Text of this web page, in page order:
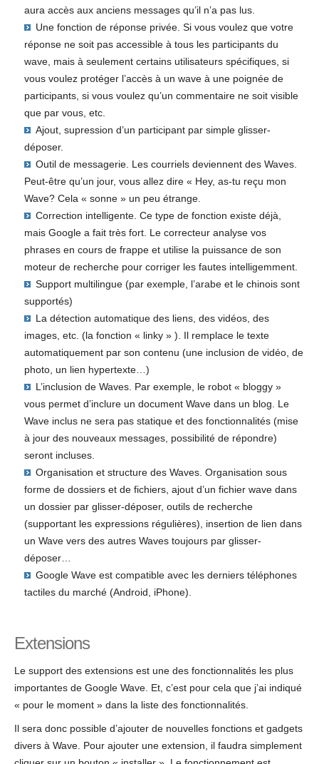
aura accès aux anciens messages qu’il n’a pas lus.
Une fonction de réponse privée. Si vous voulez que votre
réponse ne soit pas accessible à tous les participants du
wave, mais à seulement certains utilisateurs spécifiques, si
vous voulez protéger l’accès à un wave à une poignée de
participants, si vous voulez qu’un commentaire ne soit visible
que par vous, etc.
Ajout, supression d’un participant par simple glisser-
déposer.
Outil de messagerie. Les courriels deviennent des Waves.
Peut-être qu’un jour, vous allez dire « Hey, as-tu reçu mon
Wave? Cela « sonne » un peu étrange.
Correction intelligente. Ce type de fonction existe déjà,
mais Google a fait très fort. Le correcteur analyse vos
phrases en cours de frappe et utilise la puissance de son
moteur de recherche pour corriger les fautes intelligemment.
Support multilingue (par exemple, l’arabe et le chinois sont
supportés)
La détection automatique des liens, des vidéos, des
images, etc. (la fonction « linky » ). Il remplace le texte
automatiquement par son contenu (une inclusion de vidéo, de
photo, un lien hypertexte…)
L’inclusion de Waves. Par exemple, le robot « bloggy »
vous permet d’inclure un document Wave dans un blog. Le
Wave inclus ne sera pas statique et des fonctionnalités (mise
à jour des nouveaux messages, possibilité de répondre)
seront incluses.
Organisation et structure des Waves. Organisation sous
forme de dossiers et de fichiers, ajout d’un fichier wave dans
un dossier par glisser-déposer, outils de recherche
(supportant les expressions régulières), insertion de lien dans
un Wave vers des autres Waves toujours par glisser-
déposer…
Google Wave est compatible avec les derniers téléphones
tactiles du marché (Android, iPhone).
Extensions
Le support des extensions est une des fonctionnalités les plus
importantes de Google Wave. Et, c’est pour cela que j’ai indiqué
« pour le moment » dans la liste des fonctionnalités.
Il sera donc possible d’ajouter de nouvelles fonctions et gadgets
divers à Wave. Pour ajouter une extension, il faudra simplement